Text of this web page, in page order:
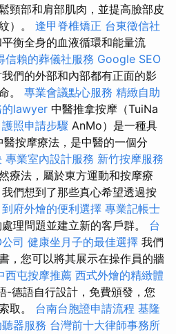
頸部和肩部肌肉，並提高臉部皮
）。 逢甲脊椎矯正 台東徵信社
衡全身的血液循環和能量流
信賴的葬儀社服務 Google SEO
們的外部和內部都有正面的影
。 專業會議點心服務 精緻自助
的lawyer 中醫推拿按摩（TuiNa
護照申請步驟 AnMo）是一種具
按摩療法，是中醫的一個分
專業室內設計服務 新竹按摩服務
療法，屬於東方運動和按摩療
們想到了那些真心希望透過按
到府外燴的便利選擇 專業記帳士
理問題並建立新的客戶群。 台
司 健康坐月子的最佳選擇 我們
，您可以將其展示在操作員的牆
西屯按摩推薦 西式外燴的精緻體
-德語自行設計，免費頒發，您
取。 台南台胞證申請流程 基隆
器服務 台灣前十大律師事務所